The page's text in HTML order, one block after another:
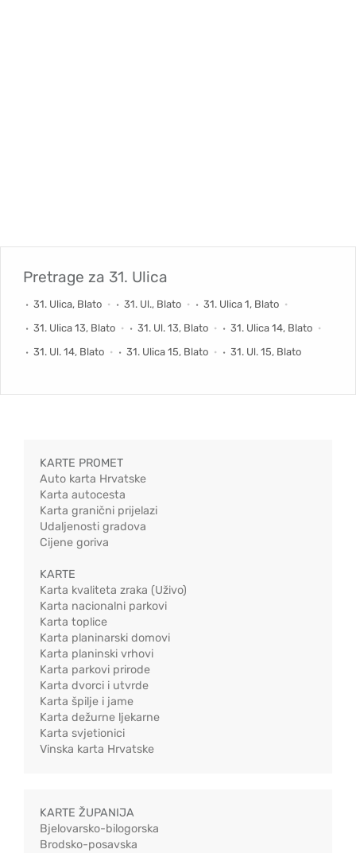
Pretrage za 31. Ulica
31. Ulica, Blato 31. Ul., Blato
31. Ulica 1, Blato
31. Ulica 13, Blato
31. Ul. 13, Blato
31. Ulica 14, Blato
31. Ul. 14, Blato
31. Ulica 15, Blato 31. Ul. 15, Blato
KARTE PROMET
Auto karta Hrvatske
Karta autocesta
Karta granični prijelazi
Udaljenosti gradova
Cijene goriva
KARTE
Karta kvaliteta zraka (Uživo)
Karta nacionalni parkovi
Karta toplice
Karta planinarski domovi
Karta planinski vrhovi
Karta parkovi prirode
Karta dvorci i utvrde
Karta špilje i jame
Karta dežurne ljekarne
Karta svjetionici
Vinska karta Hrvatske
KARTE ŽUPANIJA
Bjelovarsko-bilogorska
Brodsko-posavska